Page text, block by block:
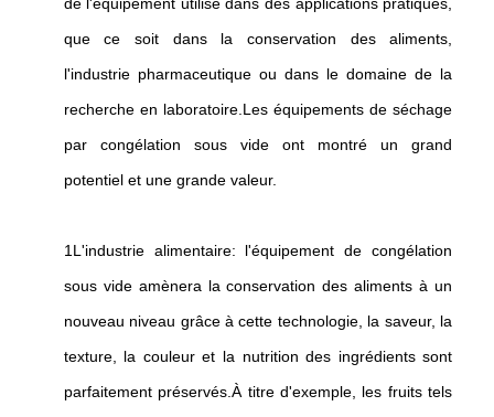
de l'équipement utilisé dans des applications pratiques,
que ce soit dans la conservation des aliments,
l'industrie pharmaceutique ou dans le domaine de la
recherche en laboratoire.Les équipements de séchage
par congélation sous vide ont montré un grand
potentiel et une grande valeur.
1L'industrie alimentaire: l'équipement de congélation
sous vide amènera la conservation des aliments à un
nouveau niveau grâce à cette technologie, la saveur, la
texture, la couleur et la nutrition des ingrédients sont
parfaitement préservés.À titre d'exemple, les fruits tels